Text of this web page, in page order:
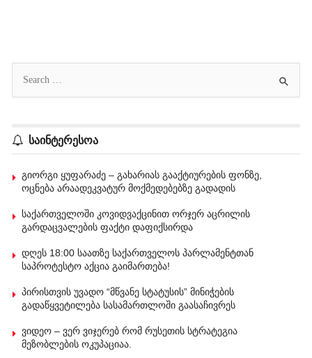
საინტერესოა
გიორგი ყუფარაძე – გახარიას გააქტიურების ფონზე,
ოცნება არაადეკვატურ მოქმედებებზე გადადის
საქართველოში კოვიდვაქცინით ორჯერ აცრილის
გარდაცვალების ფაქტი დაფიქსირდა
დღეს 18:00 საათზე საქართველოს პარლამენტთან
საპროტესტო აქცია გაიმართება!
პირისთვის უვადო “მწვანე სტატუსის” მინიჭების
გადაწყვეტილება სასამართლოში გაასაჩივრეს
ვიდეო – ვერ ვიჯერებ რომ რუსეთის სტრატეგია
მეზობლების ოკუპაციაა.